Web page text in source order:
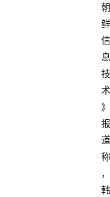
朝
鲜
信
息
技
术
》
报
道
称
，
韩